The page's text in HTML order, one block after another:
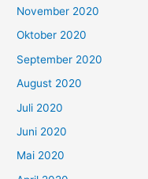
November 2020
Oktober 2020
September 2020
August 2020
Juli 2020
Juni 2020
Mai 2020